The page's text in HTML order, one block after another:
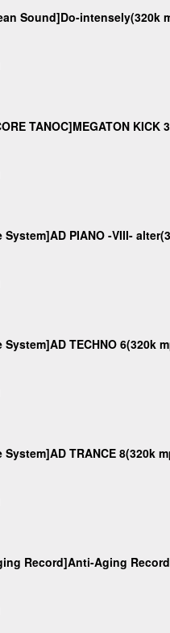
Sound]Do-intensely(320k
TANOC]MEGATON KICK
System]AD PIANO -VIII-
System]AD TECHNO 6(320k
System]AD TRANCE 8(320k
Record]Anti-Aging